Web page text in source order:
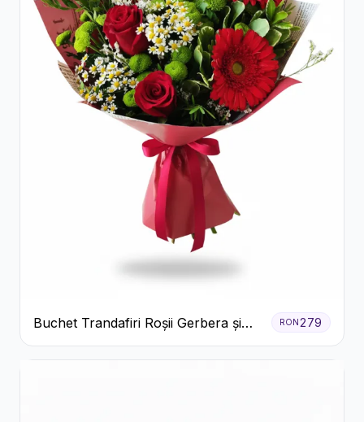
Buchet Trandafiri Roșii Gerbera și
Verdeață
RON279